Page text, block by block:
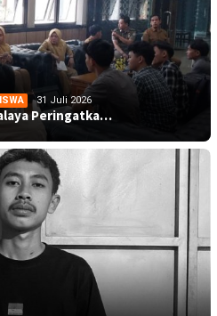
31 Juli 2026
Peringatka…